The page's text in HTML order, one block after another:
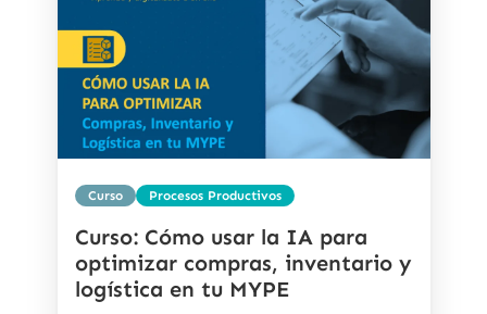
Curso Procesos Productivos
Curso: Cómo usar la IA para
optimizar compras, inventario y
logística en tu MYPE